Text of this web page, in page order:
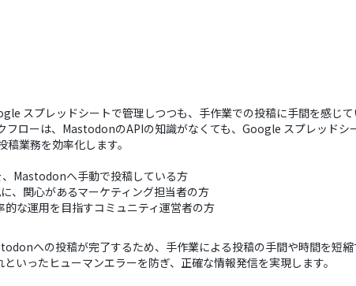
スプレッドシートで管理しつつも、手作業での投稿に手間を感じ
フローは、MastodonのAPIの知識がなくても、Google スプレッド
業務を効率化します。
Mastodonへ手動で投稿している方
、関心があるマーケティング担当者の方
な運用を目指すコミュニティ運営者の方
への投稿が完了するため、手作業による投稿の手間や時間を短
いったヒューマンエラーを防ぎ、正確な情報発信を実現します。